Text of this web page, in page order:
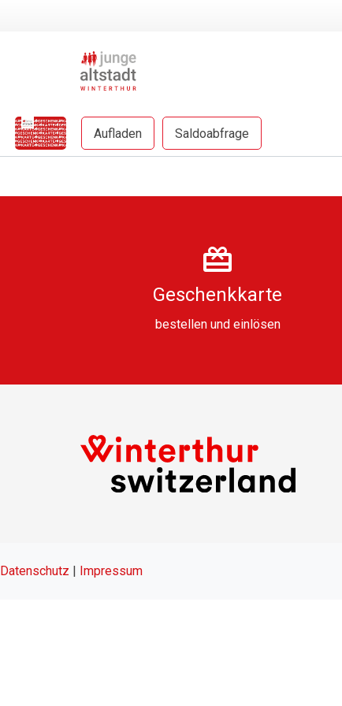
Aufladen Saldoabfrage
Geschenkkarte
bestellenund einlösen
Datenschutz | Impressum